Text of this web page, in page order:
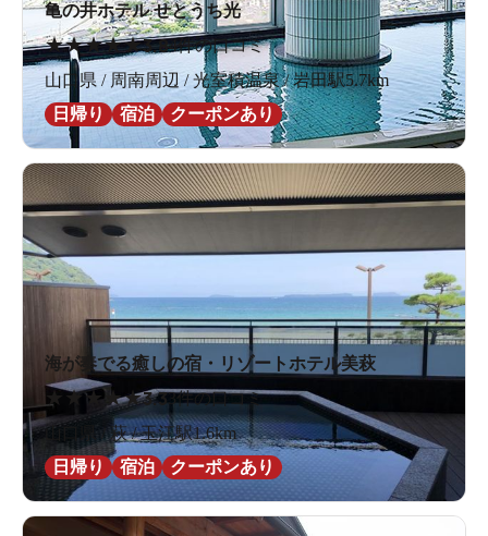
亀の井ホテル せとうち光
★★★★★3.84件の口コミ
山口県 / 周南周辺 / 光室積温泉 / 岩田駅5.7km
日帰り
宿泊 クーポンあり
海が奏でる癒しの宿・リゾートホテル美萩
★ ★★★★3.33件の口コミ
山口県 / 萩 / 玉江駅1.6km
日帰り
宿泊 クーポンあり